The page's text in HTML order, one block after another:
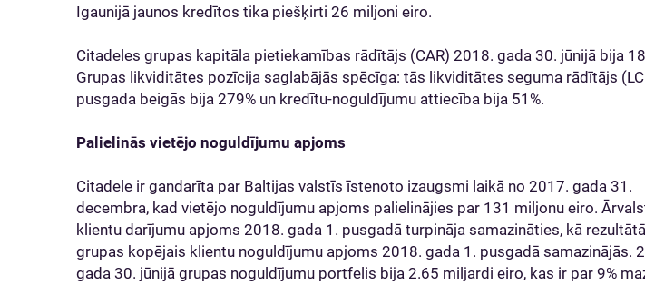
Igaunijā jaunos kredītos tika piešķirti 26 miljoni eiro.
Citadeles grupas kapitāla pietiekamības rādītājs (CAR) 2018. gada 30. jūnijā bija
Grupas likviditātes pozīcija saglabājās spēcīga: tās likviditātes seguma rādītājs
pusgada beigās bija 279% un kredītu-noguldījumu attiecība bija 51%.
Palielinās vietējo noguldījumu apjoms
Citadele ir gandarīta par Baltijas valstīs īstenoto izaugsmi laikā no 2017. gada 31.
decembra, kad vietējo noguldījumu apjoms palielinājies par 131 miljonu eiro.
klientu darījumu apjoms 2018. gada 1. pusgadā turpināja samazināties, kā rezultātā
grupas kopējais klientu noguldījumu apjoms 2018. gada 1. pusgadā samazinājās.
gada 30. jūnijā grupas noguldījumu portfelis bija 2.65 miljardi eiro, kas ir par 9%